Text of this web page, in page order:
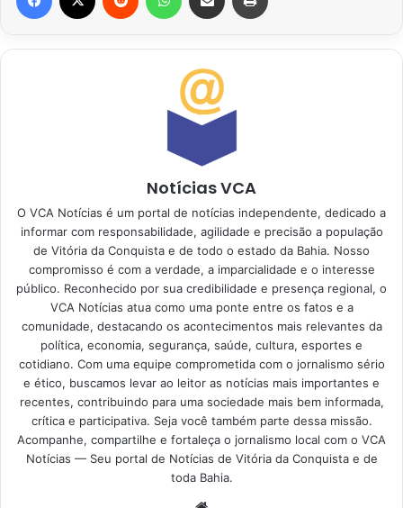
Notícias VCA
O VCA Notícias é um portal de notícias independente, dedicado a
informar com responsabilidade, agilidade e precisão a população
de Vitória da Conquista e de todo o estado da Bahia. Nosso
compromisso é com a verdade, a imparcialidade e o interesse
público. Reconhecido por sua credibilidade e presença regional, o
VCA Notícias atua como uma ponte entre os fatos e a
comunidade, destacando os acontecimentos mais relevantes da
política, economia, segurança, saúde, cultura, esportes e
cotidiano. Com uma equipe comprometida com o jornalismo sério
e ético, buscamos levar ao leitor as notícias mais importantes e
recentes, contribuindo para uma sociedade mais bem informada,
crítica e participativa. Seja você também parte dessa missão.
Acompanhe, compartilhe e fortaleça o jornalismo local com o VCA
Notícias — Seu portal de Notícias de Vitória da Conquista e de
toda Bahia.